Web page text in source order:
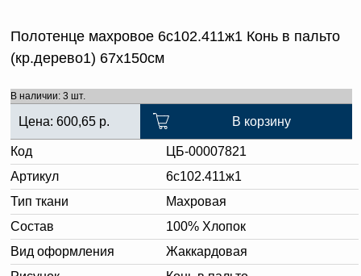
Полотенце махровое 6с102.411ж1 Конь в пальто
(кр.дерево1) 67х150см
В наличии: 3 шт.
Цена: 600,65 р. В корзину
Код
ЦБ-00007821
Артикул
6с102.411ж1
Тип ткани
Махровая
Состав
100% Хлопок
Вид оформления
Жаккардовая